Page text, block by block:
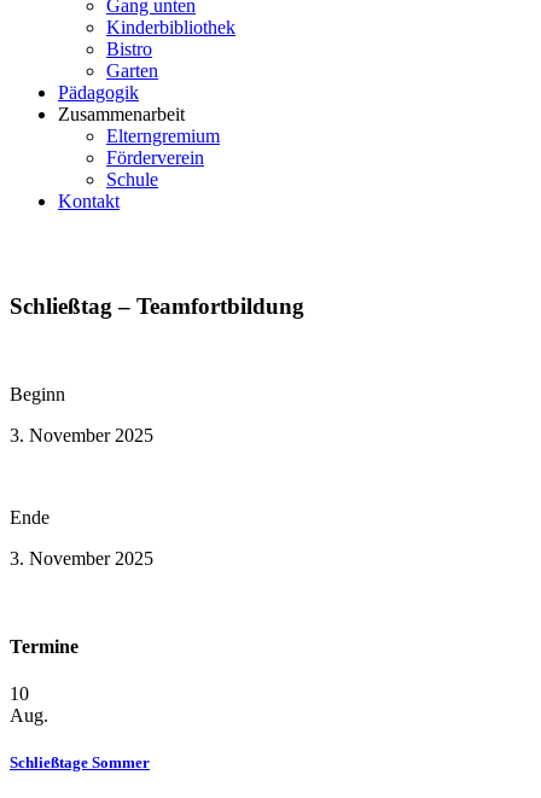
Gang unten
Kinderbibliothek
Bistro
Garten
Pädagogik
Zusammenarbeit
Elterngremium
Förderverein
Schule
Kontakt
Schließtag – Teamfortbildung
Beginn
3. November 2025
Ende
3. November 2025
Termine
10
Aug.
Schließtage Sommer